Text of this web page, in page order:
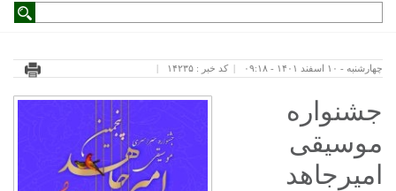
چهارشنبه - ۱۰ اسفند ۱۴۰۱ - ۰۹:۱۸ کد خبر : ۱۴۲۳۵
جشنواره
موسیقی
امیرجاهد